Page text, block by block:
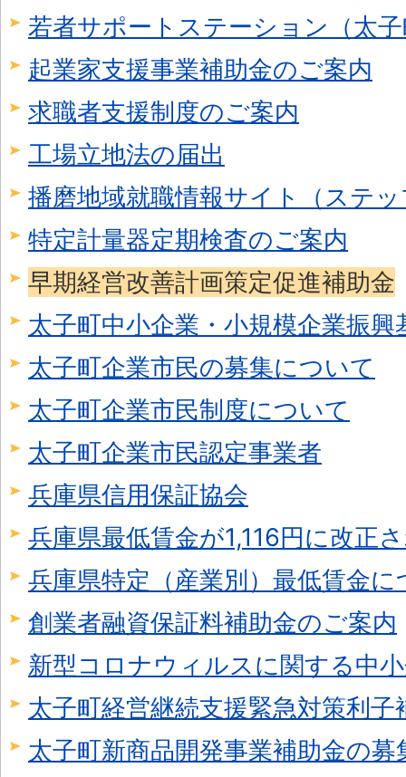
若者サポートステーション（太
起業家支援事業補助金のご案内
求職者支援制度のご案内
工場立地法の届出
播磨地域就職情報サイト（ステ
特定計量器定期検査のご案内
早期経営改善計画策定促進補助金
太子町中小企業・小規模企業振興
太子町企業市民の募集について
太子町企業市民制度について
太子町企業市民認定事業者
兵庫県信用保証協会
兵庫県最低賃金が1,116円に改正
兵庫県特定（産業別）最低賃金に
創業者融資保証料補助金のご案内
新型コロナウィルスに関する中
太子町経営継続支援緊急対策利子
太子町新商品開発事業補助金の